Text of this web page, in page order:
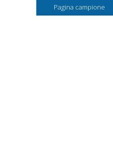
Pagina campione